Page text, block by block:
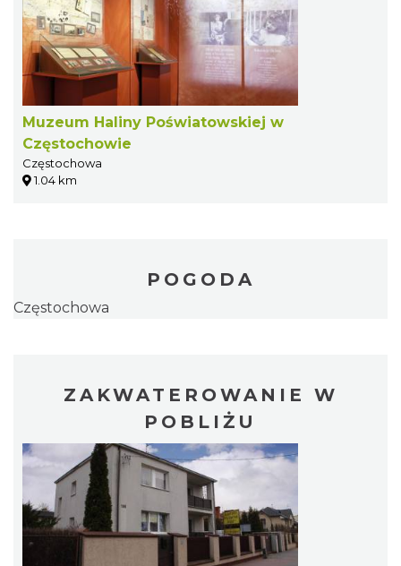
Muzeum Haliny Poświatowskiej w
Częstochowie
Częstochowa
1.04 km
POGODA
Częstochowa
ZAKWATEROWANIE W
POBLIŻU